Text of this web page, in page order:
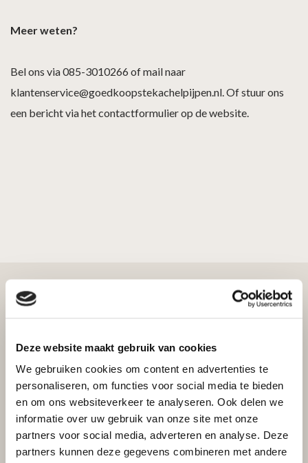
Deze website maakt gebruik van cookies
We gebruiken cookies om content en advertenties te
personaliseren, om functies voor social media te bieden
en om ons websiteverkeer te analyseren. Ook delen we
informatie over uw gebruik van onze site met onze
partners voor social media, adverteren en analyse. Deze
partners kunnen deze gegevens combineren met andere
Meer weten?
Bel ons via 085-3010266 of mail naar
klantenservice@goedkoopstekachelpijpen.nl. Of stuur ons
een bericht via het contactformulier op de website.
Bekijk ook
KORTING AANVRAGEN
Houtkachels
Invicta Madorin